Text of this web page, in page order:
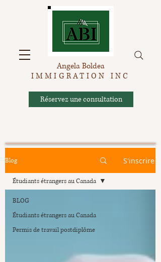
Réservez une consultation
Angela Boldea
IMMIGRATION INC
Blog S'inscrire
BLOG
Étudiants étrangers au Canada
Permis de travail postdiplôme
Étudiants étrangers au Canada